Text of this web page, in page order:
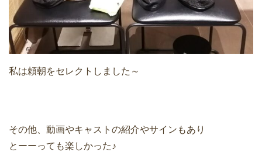
私は頼朝をセレクトしました～
その他、動画やキャストの紹介やサインもあり
とーーっても楽しかった♪